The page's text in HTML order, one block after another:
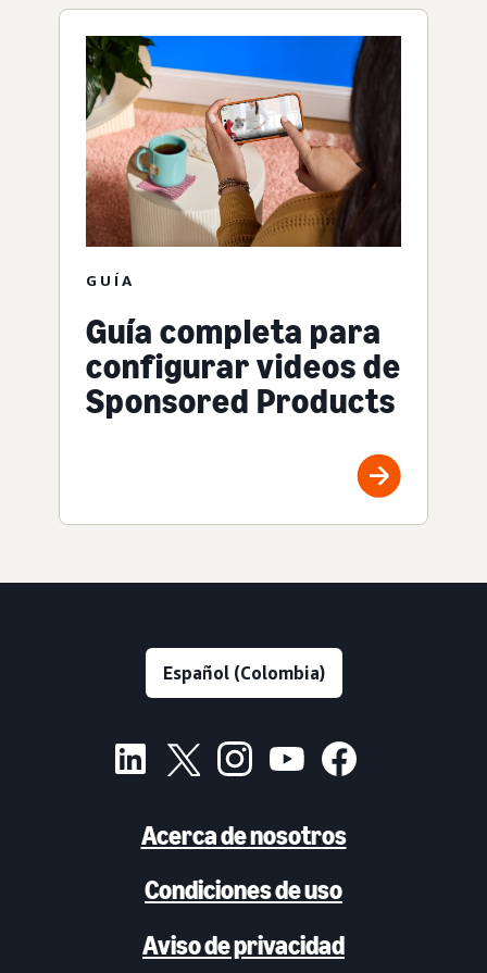
GUÍA
Guía completa para
configurar videos de
Sponsored Products
Acerca de nosotros
Condiciones de uso
Aviso de privacidad